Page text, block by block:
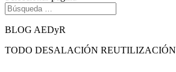
BLOG AEDyR
TODO DESALACIÓN REUTILIZACIÓN